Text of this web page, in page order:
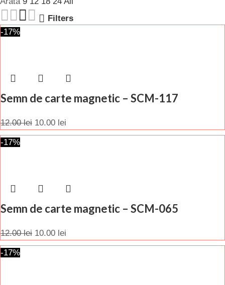
Filters
-17%
Semn de carte magnetic – SCM-117
12.00lei 10.00 lei
-17%
Semn de carte magnetic – SCM-065
12.00lei 10.00 lei
-17%